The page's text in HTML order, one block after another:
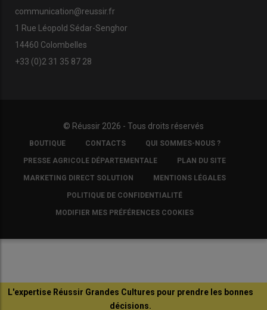
communication@reussir.fr
1 Rue Léopold Sédar-Senghor
14460 Colombelles
+33 (0)2 31 35 87 28
© Réussir 2026 - Tous droits réservés
FOOTER
COPYRIGHT
BOUTIQUE CONTACTS QUI SOMMES-NOUS ?
PRESSE AGRICOLE DÉPARTEMENTALE PLAN DU SITE
MARKETING DIRECT SOLUTION MENTIONS LÉGALES
POLITIQUE DE CONFIDENTIALITÉ
MODIFIER MES PRÉFÉRENCES COOKIES
L'expertise Réussir Grandes Cultures pour prendre les bonnes
décisions.